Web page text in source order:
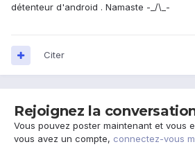
détenteur d'android . Namaste -_/\_-
Citer
Rejoignez la
Vous pouvez poster maintenant et vous
vous avez un compte, connectez-vous